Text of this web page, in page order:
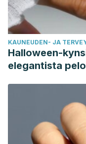
KAUNEUDEN- JA
Halloween-
elegantista